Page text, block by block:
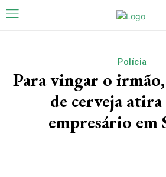
Polícia
Para vingar o
de cerveja
empresário em